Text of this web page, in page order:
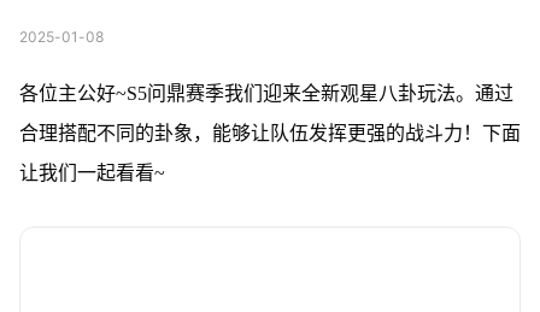
2025-01-08
各位主公好~S5问鼎赛季我们迎来全新观星八卦玩法。通过
合理搭配不同的卦象，能够让队伍发挥更强的战斗力！下面
让我们一起看看~